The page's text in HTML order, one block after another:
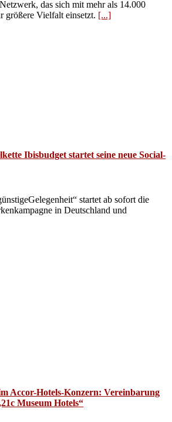
das sich mit mehr als 14.000
Vielfalt einsetzt. [...]
Ibisbudget startet seine neue Social-
startet ab sofort die
in Deutschland und
Accor-Hotels-Konzern: Vereinbarung
Museum Hotels“